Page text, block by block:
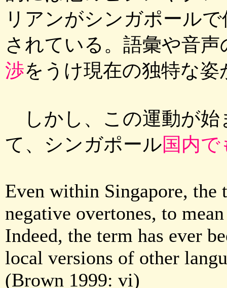
リアンがシンガポール
されている。語彙や音
渉をうけ現在の独特な
しかし、この運動が始
て、シンガポール国内
Even within Singapore,
negative overtones, to
Indeed, the term has ever
local versions of other
(Brown 1999: vi)